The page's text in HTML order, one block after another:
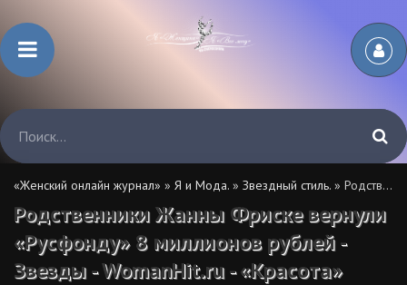
«Женский онлайн журнал» » Я и Мода. » Звездный стиль. » Родственники Жанны Фриске вернули «Русфонду» 8 миллионов рублей - Звезды - WomanHit.ru - «Красота»
Родственники Жанны Фриске вернули
«Русфонду» 8 миллионов рублей -
Звезды - WomanHit.ru - «Красота»